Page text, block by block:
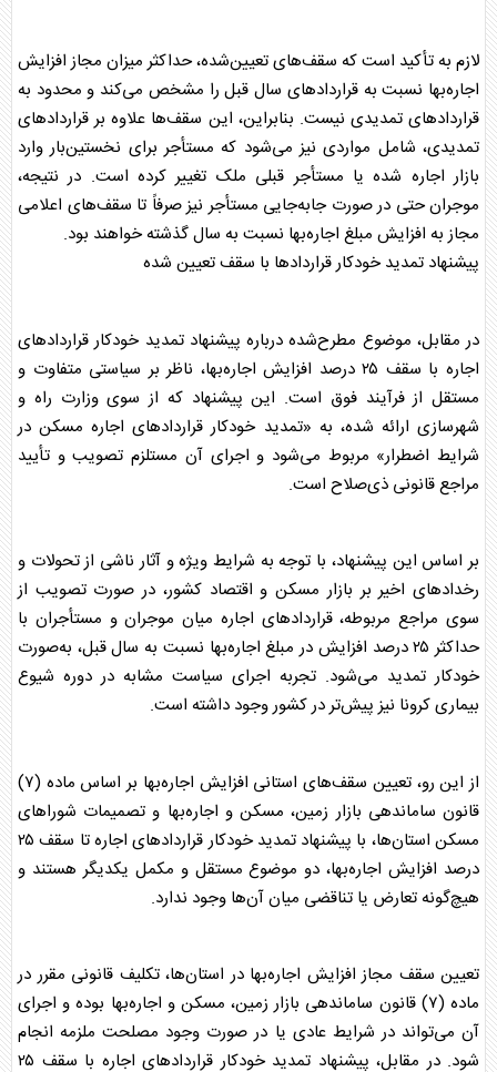
لازم به تأکید است که سقف‌های تعیین‌شده، حداکثر میزان مجاز افزایش
اجاره‌بها نسبت به قراردادهای سال قبل را مشخص می‌کند و محدود به
قراردادهای تمدیدی نیست. بنابراین، این سقف‌ها علاوه بر قراردادهای
تمدیدی، شامل مواردی نیز می‌شود که مستأجر برای نخستین‌بار وارد
بازار اجاره شده یا مستأجر قبلی ملک تغییر کرده است. در نتیجه،
موجران حتی در صورت جابه‌جایی مستأجر نیز صرفاً تا سقف‌های اعلامی
مجاز به افزایش مبلغ اجاره‌بها نسبت به سال گذشته خواهند بود.
پیشنهاد تمدید خودکار قراردادها با سقف تعیین شده
در مقابل، موضوع مطرح‌شده درباره پیشنهاد تمدید خودکار قراردادهای
اجاره با سقف ۲۵ درصد افزایش اجاره‌بها، ناظر بر سیاستی متفاوت و
مستقل از فرآیند فوق است. این پیشنهاد که از سوی وزارت راه و
شهرسازی ارائه شده، به «تمدید خودکار قراردادهای اجاره مسکندر
شرایط اضطرار» مربوط می‌شود و اجرای آن مستلزم تصویب و تأیید
مراجع قانونی ذی‌صلاح است.
بر اساس این پیشنهاد، با توجه به شرایط ویژه و آثار ناشی از تحولات و
رخدادهای اخیر بر بازار مسکنو اقتصاد کشور، در صورت تصویب از
سوی مراجع مربوطه، قراردادهای اجاره میان موجران و مستأجران با
حداکثر ۲۵ درصد افزایش در مبلغ اجاره‌بها نسبت به سال قبل، به‌صورت
خودکار تمدید می‌شود. تجربه اجرای سیاست مشابه در دوره شیوع
بیماری کرونا نیز پیش‌تر در کشور وجود داشته است.
از این رو، تعیین سقف‌های استانی افزایش اجاره‌بها بر اساس ماده (۷)
قانون ساماندهی بازار زمین، مسکنو اجاره‌بها و تصمیمات شوراهای
مسکن
استان‌ها، با پیشنهاد تمدید خودکار قراردادهای اجاره تا سقف ۲۵
درصد افزایش اجاره‌بها، دو موضوع مستقل و مکمل یکدیگر هستند و
هیچ‌گونه تعارض یا تناقضی میان آن‌ها وجود ندارد.
تعیین سقف مجاز افزایش اجاره‌بها در استان‌ها، تکلیف قانونی مقرر در
ماده (۷) قانون ساماندهی بازار زمین،
مسکن و اجاره‌بها بوده و اجرای
آن می‌تواند در شرایط عادی یا در صورت وجود مصلحت ملزمه انجام
شود. در مقابل، پیشنهاد تمدید خودکار قراردادهای اجاره با سقف ۲۵